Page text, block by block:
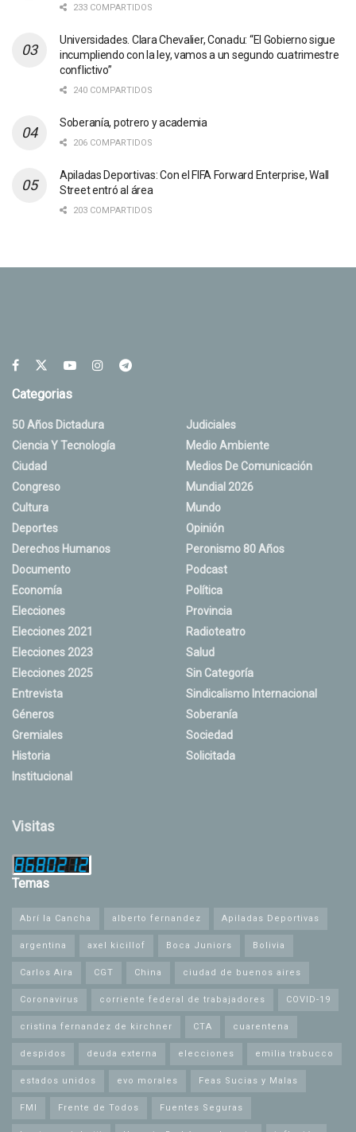
233 COMPARTIDOS
Universidades. Clara Chevalier, Conadu: “El Gobierno sigue
incumpliendo con la ley, vamos a un segundo cuatrimestre
conflictivo”
240 COMPARTIDOS
Soberanía, potrero y academia
206 COMPARTIDOS
Apiladas Deportivas: Con el FIFA Forward Enterprise, Wall
Street entró al área
203 COMPARTIDOS
Categorias
50 Años Dictadura
Ciencia Y Tecnología
Ciudad
Congreso
Cultura
Deportes
Derechos Humanos
Documento
Economía
Elecciones
Elecciones 2021
Elecciones 2023
Elecciones 2025
Entrevista
Géneros
Gremiales
Historia
Institucional
Judiciales
Medio Ambiente
Medios De Comunicación
Mundial 2026
Mundo
Opinión
Peronismo 80 Años
Podcast
Política
Provincia
Radioteatro
Salud
Sin Categoría
Sindicalismo Internacional
Soberanía
Sociedad
Solicitada
Visitas
Temas
Abrí la Cancha alberto fernandez Apiladas Deportivas
argentina axel kicillof Boca Juniors Bolivia
Carlos Aira CGT China ciudad de buenos aires
Coronavirus corriente federal de trabajadores COVID-19
cristina fernandez de kirchner CTA cuarentena
despidos deuda externa elecciones emilia trabucco
estados unidos evo morales Feas Sucias y Malas
FMI Frente de Todos Fuentes Seguras